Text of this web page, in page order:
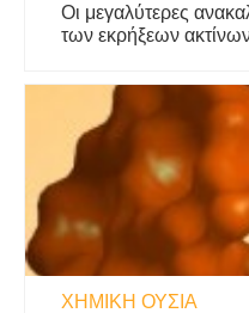
Οι μεγαλύτερες
των εκρήξεων
ΧΗΜΙΚΉ ΟΥΣΊΑ